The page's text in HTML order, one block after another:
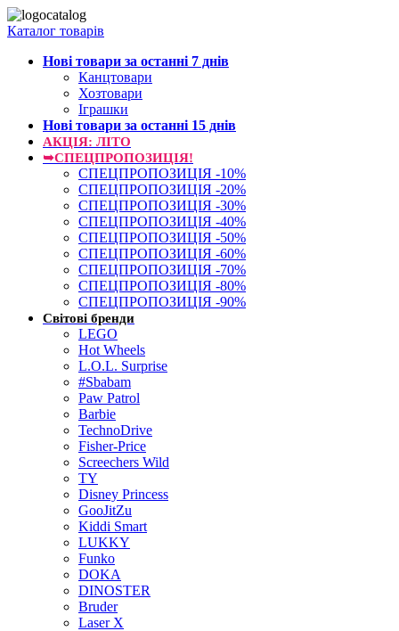
Каталог товарів
Нові товари за останнi 7 днiв
Канцтовари
Хозтовари
Іграшки
Нові товари за останнi 15 днiв
АКЦІЯ: ЛІТО
➥СПЕЦПРОПОЗИЦІЯ!
СПЕЦПРОПОЗИЦІЯ -10%
СПЕЦПРОПОЗИЦІЯ -20%
СПЕЦПРОПОЗИЦІЯ -30%
СПЕЦПРОПОЗИЦІЯ -40%
СПЕЦПРОПОЗИЦІЯ -50%
СПЕЦПРОПОЗИЦІЯ -60%
СПЕЦПРОПОЗИЦІЯ -70%
СПЕЦПРОПОЗИЦІЯ -80%
СПЕЦПРОПОЗИЦІЯ -90%
Світові бренди
LEGO
Hot Wheels
L.O.L. Surprise
#Sbabam
Paw Patrol
Barbie
TechnoDrive
Fisher-Price
Screechers Wild
TY
Disney Princess
GooJitZu
Kiddi Smart
LUKKY
Funko
DOKA
DINOSTER
Bruder
Laser X